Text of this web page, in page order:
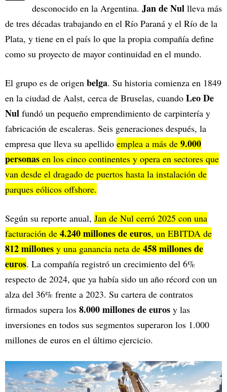
desconocido en la Argentina. Jan de Nul lleva más
de tres décadas trabajando en el Río Paraná y el Río de la
Plata, y tiene en el país lo que la propia compañía define
como su proyecto de mayor continuidad en el mundo.
El grupo es de origen belga. Su historia comienza en 1849
en la ciudad de Aalst, cerca de Bruselas, cuando Leo De
Nul fundó un pequeño emprendimiento de carpintería y
fabricación de escaleras. Seis generaciones después, la
empresa que lleva su apellido emplea a más de 9.000
personas en los cinco continentes y opera en sectores que
van desde el dragado de puertos hasta la instalación de
parques eólicos offshore.
Según su reporte anual, Jan de Nul cerró 2025 con una
facturación de 4.240 millones de euros, un EBITDA de
812 millones y una ganancia neta de 458 millones de
euros. La compañía registró un crecimiento del 6%
respecto de 2024, que ya había sido un año récord con un
alza del 36% frente a 2023. Su cartera de contratos
firmados supera los 8.000 millones de euros y las
inversiones en todos sus segmentos superaron los 1.000
millones de euros en el último ejercicio.